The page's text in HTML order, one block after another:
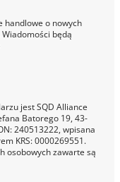
handlowe o nowych
Wiadomości będą
jest SQD Alliance
Batorego 19, 43-
240513222, wpisana
KRS: 0000269551.
osobowych zawarte są